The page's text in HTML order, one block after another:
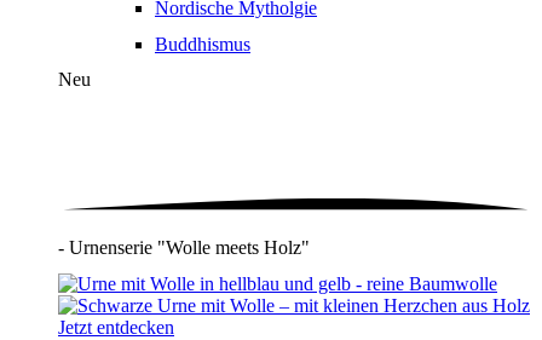
Nordische Mytholgie
Buddhismus
Neu
- Urnenserie "Wolle meets Holz"
Jetzt entdecken